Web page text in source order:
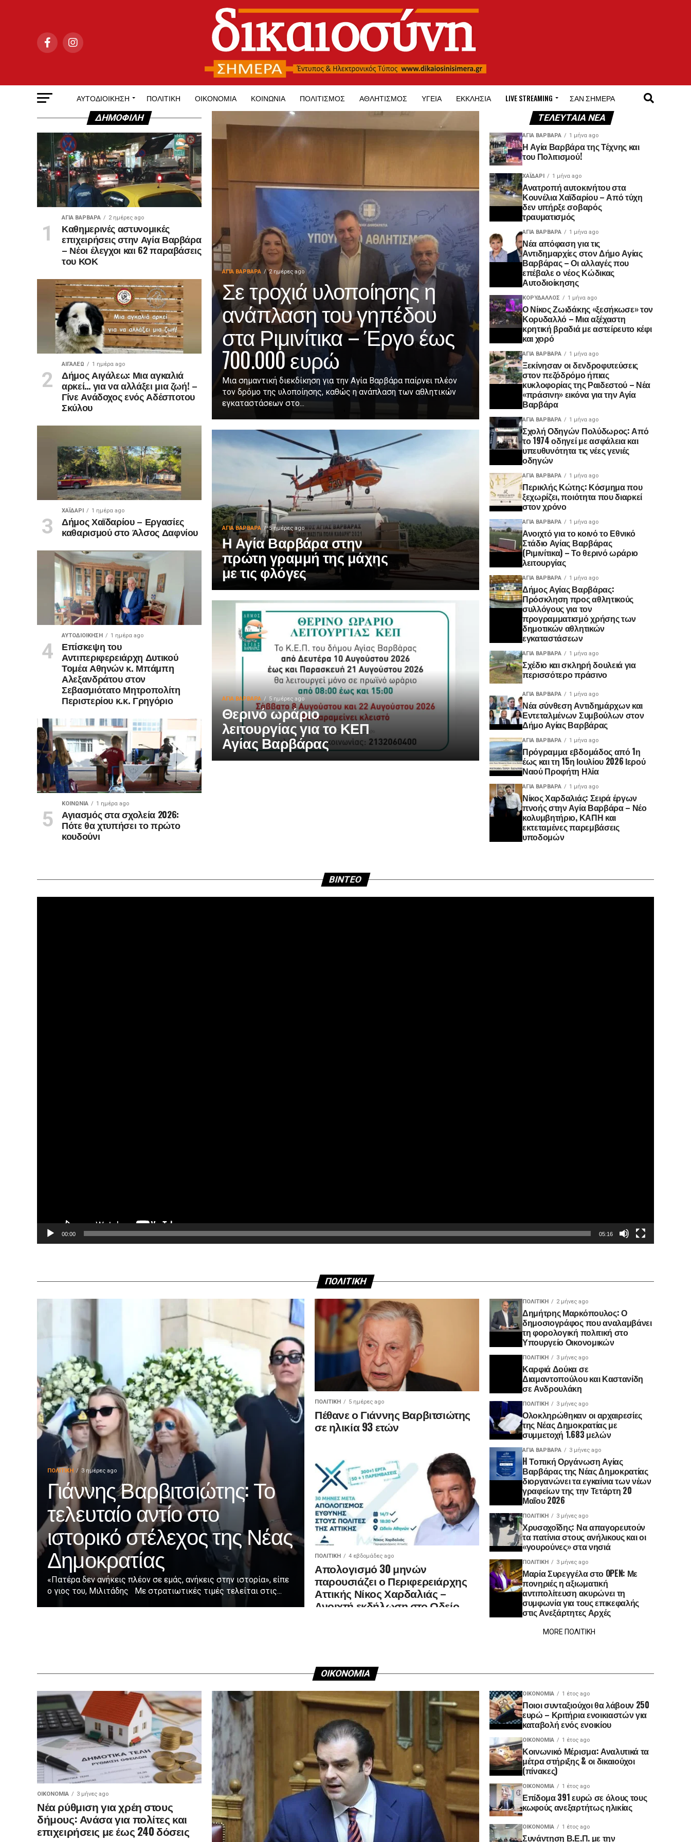
ΑΥΤΟΔΙΟΊΚΗΣΗ ΠΟΛΙΤΙΚΉ ΟΙΚΟΝΟΜΊΑ ΚΟΙΝΩΝΊΑ ΠΟΛΙΤΙΣΜΌΣ ΑΘΛΗΤΙΣΜΌΣ ΥΓΕΊΑ ΕΚΚΛΗΣΊΑ LIVE STREAMING ΣΑΝ ΣΉΜΕΡΑ
ΑΓΙΑ ΒΑΡΒΑΡΑ 2 ημέρες ago
Σε τροχιά υλοποίησης η
ανάπλαση του γηπέδου
στα Ριμινίτικα – Έργο έως
700.000 ευρώ
Μια σημαντική διεκδίκηση για την Αγία Βαρβάρα παίρνει πλέον
τον δρόμο της υλοποίησης, καθώς η ανάπλαση των αθλητικών
εγκαταστάσεων στο...
ΑΓΙΑ ΒΑΡΒΑΡΑ 5 ημέρες ago
Η Αγία Βαρβάρα στην
πρώτη γραμμή της μάχης
με τις φλόγες
ΑΓΙΑ ΒΑΡΒΑΡΑ 5 ημέρες ago
Θερινό ωράριο
λειτουργίας για το ΚΕΠ
Αγίας Βαρβάρας
ΔΗΜΟΦΙΛΉ
ΑΓΙΑ ΒΑΡΒΑΡΑ 2 ημέρες ago
Καθημερινές αστυνομικές
επιχειρήσεις στην Αγία Βαρβάρα
– Νέοι έλεγχοι και 62 παραβάσεις
του ΚΟΚ
ΑΙΓΑΛΕΩ 1 ημέρα ago
Δήμος Αιγάλεω: Μια αγκαλιά
αρκεί… για να αλλάξει μια ζωή! –
Γίνε Ανάδοχος ενός Αδέσποτου
Σκύλου
ΧΑΪΔΑΡΙ 1 ημέρα ago
Δήμος Χαϊδαρίου – Εργασίες
καθαρισμού στο Άλσος Δαφνίου
ΑΥΤΟΔΙΟΊΚΗΣΗ 1 ημέρα ago
Επίσκεψη του
Αντιπεριφερειάρχη Δυτικού
Τομέα Αθηνών κ. Μπάμπη
Αλεξανδράτου στον
Σεβασμιότατο Μητροπολίτη
Περιστερίου κ.κ. Γρηγόριο
ΚΟΙΝΩΝΊΑ 1 ημέρα ago
Αγιασμός στα σχολεία 2026:
Πότε θα χτυπήσει το πρώτο
κουδούνι
ΤΕΛΕΥΤΑΊΑ ΝΈΑ
ΑΓΙΑ ΒΑΡΒΑΡΑ 1 μήνα ago
Η Αγία Βαρβάρα της Τέχνης και
του Πολιτισμού!
ΧΑΪΔΑΡΙ 1 μήνα ago
Ανατροπή αυτοκινήτου στα
Κουνέλια Χαϊδαρίου – Από τύχη
δεν υπήρξε σοβαρός
τραυματισμός
ΑΓΙΑ ΒΑΡΒΑΡΑ 1 μήνα ago
Νέα απόφαση για τις
Αντιδημαρχίες στον Δήμο Αγίας
Βαρβάρας – Οι αλλαγές που
επέβαλε ο νέος Κώδικας
Αυτοδιοίκησης
ΚΟΡΥΔΑΛΛΟΣ 1 μήνα ago
Ο Νίκος Ζωιδάκης «ξεσήκωσε» τον
Κορυδαλλό – Μια αξέχαστη
κρητική βραδιά με αστείρευτο κέφι
και χορό
ΑΓΙΑ ΒΑΡΒΑΡΑ 1 μήνα ago
Ξεκίνησαν οι δενδροφυτεύσεις
στον πεζόδρόμο ήπιας
κυκλοφορίας της Ραιδεστού – Νέα
«πράσινη» εικόνα για την Αγία
Βαρβάρα
ΑΓΙΑ ΒΑΡΒΑΡΑ 1 μήνα ago
Σχολή Οδηγών Πολύδωρος: Από
το 1974 οδηγεί με ασφάλεια και
υπευθυνότητα τις νέες γενιές
οδηγών
ΑΓΙΑ ΒΑΡΒΑΡΑ 1 μήνα ago
Περικλής Κώτης: Κόσμημα που
ξεχωρίζει, ποιότητα που διαρκεί
στον χρόνο
ΑΓΙΑ ΒΑΡΒΑΡΑ 1 μήνα ago
Ανοιχτό για το κοινό το Εθνικό
Στάδιο Αγίας Βαρβάρας
(Ριμινίτικα) – Το θερινό ωράριο
λειτουργίας
ΑΓΙΑ ΒΑΡΒΑΡΑ 1 μήνα ago
Δήμος Αγίας Βαρβάρας:
Πρόσκληση προς αθλητικούς
συλλόγους για τον
προγραμματισμό χρήσης των
δημοτικών αθλητικών
εγκαταστάσεων
ΑΓΙΑ ΒΑΡΒΑΡΑ 1 μήνα ago
Σχέδιο και σκληρή δουλειά για
περισσότερο πράσινο
ΑΓΙΑ ΒΑΡΒΑΡΑ 1 μήνα ago
Νέα σύνθεση Αντιδημάρχων και
Εντεταλμένων Συμβούλων στον
Δήμο Αγίας Βαρβάρας
ΑΓΙΑ ΒΑΡΒΑΡΑ 1 μήνα ago
Πρόγραμμα εβδομάδος από 1η
έως και τη 15η Ιουλίου 2026 Ιερού
Ναού Προφήτη Ηλία
ΑΓΙΑ ΒΑΡΒΑΡΑ 1 μήνα ago
Νίκος Χαρδαλιάς: Σειρά έργων
πνοής στην Αγία Βαρβάρα – Νέο
κολυμβητήριο, ΚΑΠΗ και
εκτεταμένες παρεμβάσεις
υποδομών
BINTEO
00:00 05:16
ΠΟΛΙΤΙΚΗ
ΠΟΛΙΤΙΚΉ 3 ημέρες ago
Γιάννης Βαρβιτσιώτης: Το
τελευταίο αντίο στο
ιστορικό στέλεχος της Νέας
Δημοκρατίας
«Πατέρα δεν ανήκεις πλέον σε εμάς, ανήκεις στην ιστορία», είπε
ο γιος του, Μιλιτάδης Με στρατιωτικές τιμές τελείται στις...
ΠΟΛΙΤΙΚΉ 5 ημέρες ago
Πέθανε ο Γιάννης Βαρβιτσιώτης
σε ηλικία 93 ετών
ΠΟΛΙΤΙΚΉ 4 εβδομάδες ago
Απολογισμό 30 μηνών
παρουσιάζει ο Περιφερειάρχης
Αττικής Νίκος Χαρδαλιάς –
Ανοιχτή εκδήλωση στο Ωδείο
ΠΟΛΙΤΙΚΉ 2 μήνες ago
Δημήτρης Μαρκόπουλος: Ο
δημοσιογράφος που αναλαμβάνει
τη φορολογική πολιτική στο
Υπουργείο Οικονομικών
ΠΟΛΙΤΙΚΉ 3 μήνες ago
Καρφιά Δούκα σε
Διαμαντοπούλου και Καστανίδη
σε Ανδρουλάκη
ΠΟΛΙΤΙΚΉ 3 μήνες ago
Ολοκληρώθηκαν οι αρχαιρεσίες
της Νέας Δημοκρατίας με
συμμετοχή 1.683 μελών
ΑΓΙΑ ΒΑΡΒΑΡΑ 3 μήνες ago
H Τοπική Οργάνωση Αγίας
Βαρβάρας της Νέας Δημοκρατίας
διοργανώνει τα εγκαίνια των νέων
γραφείων της την Τετάρτη 20
Μαΐου 2026
ΠΟΛΙΤΙΚΉ 3 μήνες ago
Χρυσοχοΐδης: Να απαγορευτούν
τα πατίνια στους ανήλικους και οι
«γουρούνες» στα νησιά
ΠΟΛΙΤΙΚΉ 3 μήνες ago
Μαρία Συρεγγέλα στο OPEN: Με
πονηριές η αξιωματική
αντιπολίτευση ακυρώνει τη
συμφωνία για τους επικεφαλής
στις Ανεξάρτητες Αρχές
MORE ΠΟΛΙΤΙΚΗ
ΟΙΚΟΝΟΜΙΑ
ΟΙΚΟΝΟΜΊΑ 3 μήνες ago
Νέα ρύθμιση για χρέη στους
δήμους: Ανάσα για πολίτες και
επιχειρήσεις με έως 240 δόσεις
ΟΙΚΟΝΟΜΊΑ 1 έτος ago
Ποιοι συνταξιούχοι θα λάβουν 250
ευρώ – Κριτήρια ενοικιαστών για
καταβολή ενός ενοικίου
ΟΙΚΟΝΟΜΊΑ 1 έτος ago
Κοινωνικό Μέρισμα: Αναλυτικά τα
μέτρα στήριξης & οι δικαιούχοι
(πίνακες)
ΟΙΚΟΝΟΜΊΑ 1 έτος ago
Επίδομα 391 ευρώ σε όλους τους
κωφούς ανεξαρτήτως ηλικίας
ΟΙΚΟΝΟΜΊΑ 1 έτος ago
Συνάντηση Β.Ε.Π. με την